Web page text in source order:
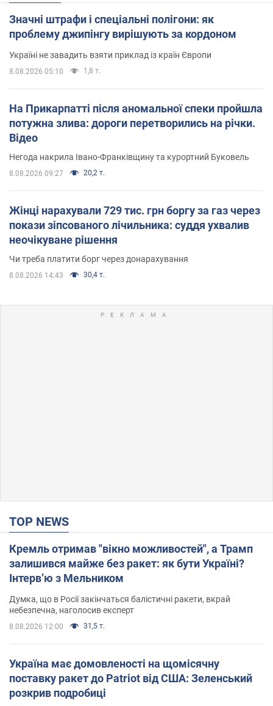
Значні штрафи і спеціальні полігони: як
проблему джипінгу вирішують за кордоном
Україні не завадить взяти приклад із країн Європи
8.08.2026 05:10 1,8 т.
На Прикарпатті після аномальної спеки пройшла
потужна злива: дороги перетворились на річки.
Відео
Негода накрила Івано-Франківщину та курортний Буковель
8.08.2026 09:27 20,2 т.
Жінці нарахували 729 тис. грн боргу за газ через
покази зіпсованого лічильника: суддя ухвалив
неочікуване рішення
Чи треба платити борг через донарахування
8.08.2026 14:43 30,4 т.
TOP NEWS
Кремль отримав "вікно можливостей", а Трамп
залишився майже без ракет: як бути Україні?
Інтерв’ю з Мельником
Думка, що в Росії закінчаться балістичні ракети, вкрай
небезпечна, наголосив експерт
8.08.2026 12:00 31,5 т.
Україна має домовленості на щомісячну
поставку ракет до Patriot від США: Зеленський
розкрив подробиці